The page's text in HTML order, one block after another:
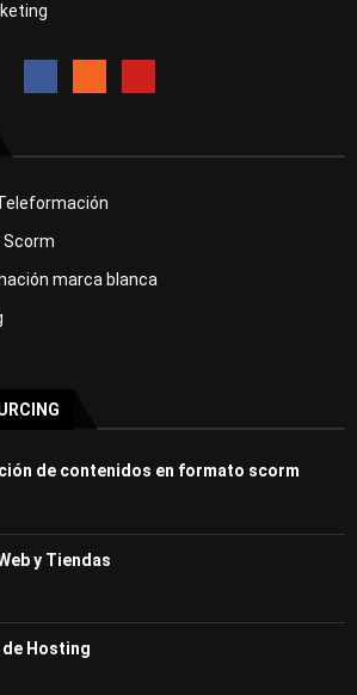
Scorm
marca blanca
de contenidos en formato scorm
y Tiendas
Hosting